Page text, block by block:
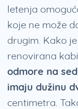
letenja
koje ne može
drugim. Kako
renovirana
odmore na
imaju dužinu
centimetra.